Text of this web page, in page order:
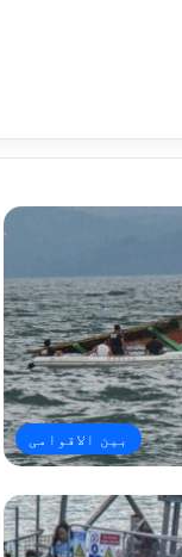
بین الاقوامی